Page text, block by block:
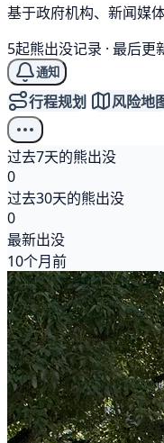
基于政府机构、新闻媒
5起熊出没记录 · 最后更
通知
行程规划 风险地
过去7天的熊出没
0
过去30天的熊出没
0
最新出没
10个月前